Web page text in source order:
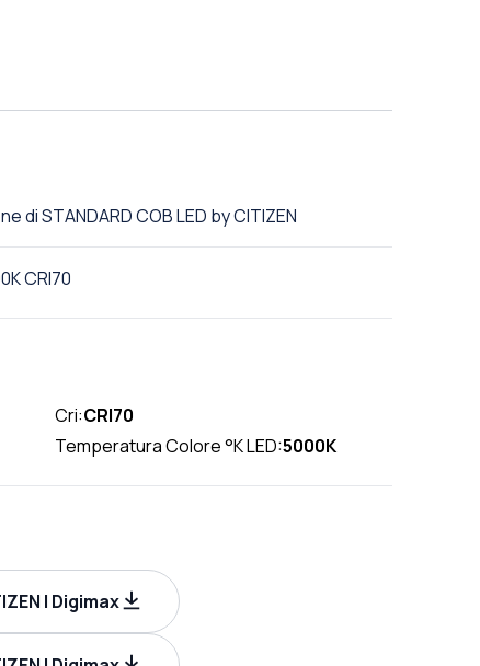
di STANDARD COB LED by CITIZEN
CRI70
Cri:CRI70
Temperatura Colore °K LED:5000K
| Digimax